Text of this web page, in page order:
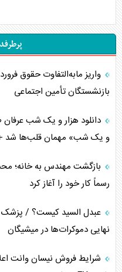
جنگ رمضان و معضل حضور
تحلیل جامع پدیده تراستی‌ها
تأثیر جنگ ایران و آمریکا بر
اربعین، کابوس مشترک
برنامه هفتم توسعه در نقطه
اوکراین بازوی مخرب آمریکا
اهمیت راهبردی اردن برای
بازنشستگان تأمین اجتماعی
دانلود هزار و یک شب
و یک شب» مهمان قلب‌ها شد
بازگشت مهندس به خانه؛
رسماً کار خود را آغاز کرد
عبدل السید کیست؟ / پزشک
نهایی دموکرات‌ها در میشیگان
شرایط فروش نیسان وانت